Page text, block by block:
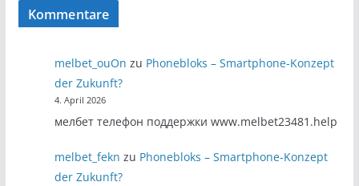
Kommentare
melbet_ouOn zu Phonebloks – Smartphone-Konzept
der Zukunft?
4. April 2026
мелбет телефон поддержки www.melbet23481.help
melbet_fekn zu Phonebloks – Smartphone-Konzept
der Zukunft?